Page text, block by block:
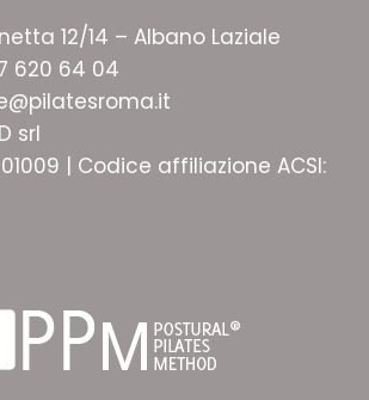
12/14 – Albano Laziale
620 64 04
srl
| Codice affiliazione ACSI: